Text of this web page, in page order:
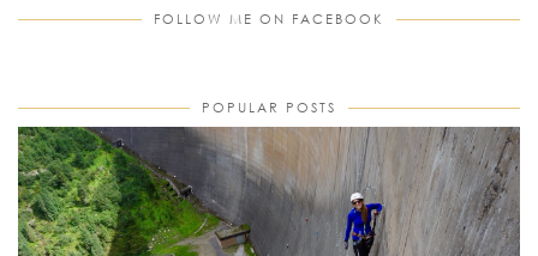
FOLLOW ME ON FACEBOOK
POPULAR POSTS